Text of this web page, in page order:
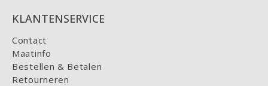
KLANTENSERVICE
Contact
Maatinfo
Bestellen & Betalen
Retourneren